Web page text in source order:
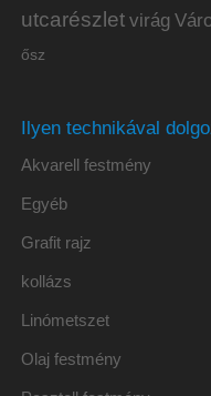
utcarészlet virág
ősz
Ilyen technikával
Akvarell festmény
Egyéb
Grafit rajz
kollázs
Linómetszet
Olaj festmény